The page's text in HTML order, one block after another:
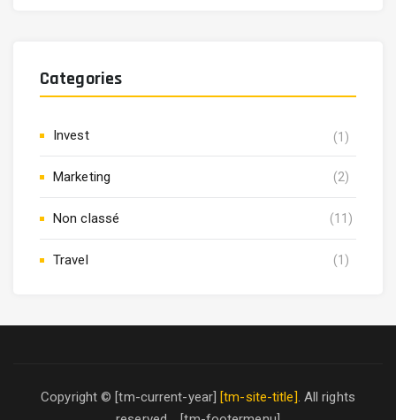
Categories
Invest (1)
Marketing (2)
Non classé (11)
Travel (1)
Copyright © [tm-current-year] [tm-site-title]. All rights